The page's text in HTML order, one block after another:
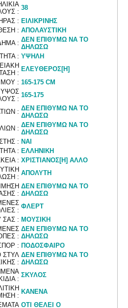
:
38
: ΕΙΛΙΚΡΙΝΗΣ
: ΑΠΟΛΑΥΣΤΙΚΗ
: ΔΕΝ ΕΠΙΘΥΜΩ ΝΑ ΤΟ
ΔΗΛΩΣΩ
: ΥΨΗΛΗ
:
ΕΛΕΥΘΕΡΟΣ[Η]
ΜΟΥ : 165-175 CM
ΥΨΟΣ
:
165-175
: ΔΕΝ ΕΠΙΘΥΜΩ ΝΑ ΤΟ
ΔΗΛΩΣΩ
: ΔΕΝ ΕΠΙΘΥΜΩ ΝΑ ΤΟ
ΔΗΛΩΣΩ
: ΝΑΙ
: ΕΛΛΗΝΙΚΗ
: ΧΡΙΣΤΙΑΝΟΣ[Η] ΑΛΛΟ
:
ΑΠΟΛΥΤΗ
:
ΔΕΝ ΕΠΙΘΥΜΩ ΝΑ ΤΟ
ΔΗΛΩΣΩ
:
ΦΛΕΡΤ
ΣΑΣ : ΜΟΥΣΙΚΗ
:
ΔΕΝ ΕΠΙΘΥΜΩ ΝΑ ΤΟ
ΔΗΛΩΣΩ
: ΠΟΔΟΣΦΑΙΡΟ
ΣΤΥΛ
:
ΔΕΝ ΕΠΙΘΥΜΩ ΝΑ ΤΟ
ΔΗΛΩΣΩ
:
ΣΚΥΛΟΣ
:
ΚΑΝΕΝΑ
ΟΤΙ ΘΕΛΕΙ Ο